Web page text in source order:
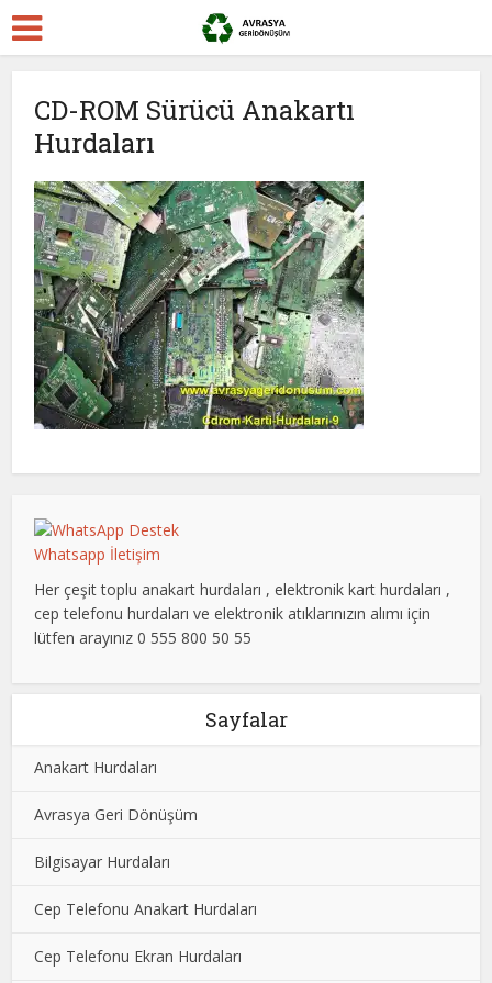
CD-ROM Sürücü Anakartı
Hurdaları
Whatsapp İletişim
Her çeşit toplu anakart hurdaları , elektronik kart hurdaları ,
cep telefonu hurdaları ve elektronik atıklarınızın alımı için
lütfen arayınız 0 555 800 50 55
Sayfalar
Anakart Hurdaları
Avrasya Geri Dönüşüm
Bilgisayar Hurdaları
Cep Telefonu Anakart Hurdaları
Cep Telefonu Ekran Hurdaları